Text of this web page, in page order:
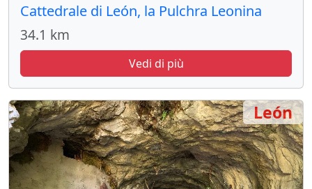
Cattedrale di León, la Pulchra Leonina
34.1 km
Vedi di più
León